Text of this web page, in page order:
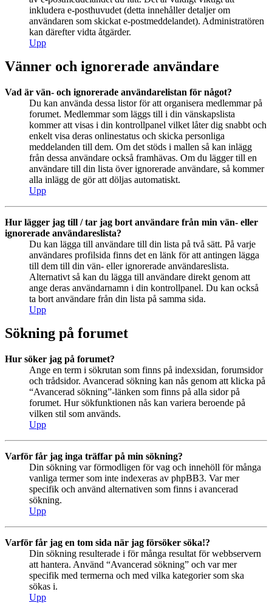
inkludera e-posthuvudet (detta innehåller detaljer om
användaren som skickat e-postmeddelandet). Administratören
kan därefter vidta åtgärder.
Upp
Vänner och ignorerade användare
Vad är vän- och ignorerade användarelistan för något?
Du kan använda dessa listor för att organisera medlemmar på
forumet. Medlemmar som läggs till i din vänskapslista
kommer att visas i din kontrollpanel vilket låter dig snabbt och
enkelt visa deras onlinestatus och skicka personliga
meddelanden till dem. Om det stöds i mallen så kan inlägg
från dessa användare också framhävas. Om du lägger till en
användare till din lista över ignorerade användare, så kommer
alla inlägg de gör att döljas automatiskt.
Upp
Hur lägger jag till / tar jag bort användare från min vän- eller
ignorerade användareslista?
Du kan lägga till användare till din lista på två sätt. På varje
användares profilsida finns det en länk för att antingen lägga
till dem till din vän- eller ignorerade användareslista.
Alternativt så kan du lägga till användare direkt genom att
ange deras användarnamn i din kontrollpanel. Du kan också
ta bort användare från din lista på samma sida.
Upp
Sökning på forumet
Hur söker jag på forumet?
Ange en term i sökrutan som finns på indexsidan, forumsidor
och trådsidor. Avancerad sökning kan nås genom att klicka på
“Avancerad sökning”-länken som finns på alla sidor på
forumet. Hur sökfunktionen nås kan variera beroende på
vilken stil som används.
Upp
Varför får jag inga träffar på min sökning?
Din sökning var förmodligen för vag och innehöll för många
vanliga termer som inte indexeras av phpBB3. Var mer
specifik och använd alternativen som finns i avancerad
sökning.
Upp
Varför får jag en tom sida när jag försöker söka!?
Din sökning resulterade i för många resultat för webbservern
att hantera. Använd “Avancerad sökning” och var mer
specifik med termerna och med vilka kategorier som ska
sökas i.
Upp